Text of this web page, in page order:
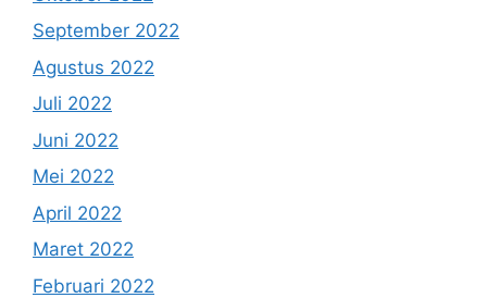
September 2022
Agustus 2022
Juli 2022
Juni 2022
Mei 2022
April 2022
Maret 2022
Februari 2022